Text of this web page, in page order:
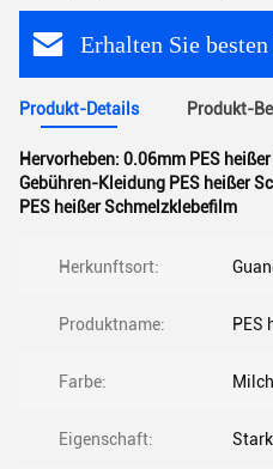
Erhalten Sie besten
Produkt-Details Produkt-
Hervorheben: 0.06mm PES
Gebühren-Kleidung PES heißer
PES heißer Schmelzklebefilm
Herkunftsort:
Produktname: PES
Farbe:
Eigenschaft: